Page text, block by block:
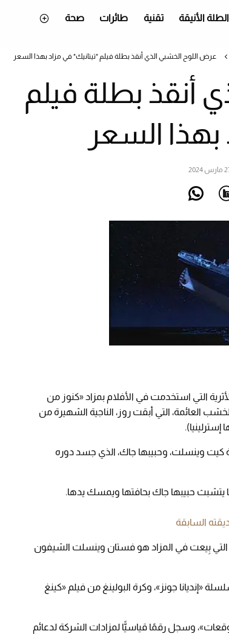
الطلة الأنيقة تقنية طائرات صحة
عرض اللوح الخشبي الذي أنقذ بطلة فيلم "تيتانيك" في مزاد بهذا السعر
أنقذ بطلة فيلم
بهذا السعر
2024
التي استخدمت في الأفلام بمزاد «كنوز من
العائمة، التي أبقت روز، الناجية الشهيرة من
كيت وينسلت، وحبيبها جاك، الذي جسد دوره
حبيبها جاك بحافتها ويمسك يدها.
التي بِيعت في المزاد هو فستان وينسلت الشيفون
سلسلة «إنديانا جونز»، وكرة البولينغ من فيلم «كينغ
وسجل رقمًا قياسيًّا لمزادات الشركة لدعائم